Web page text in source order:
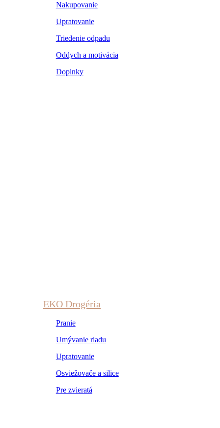
Nakupovanie
Upratovanie
Triedenie odpadu
Oddych a motivácia
Doplnky
EKO Drogéria
Pranie
Umývanie riadu
Upratovanie
Osviežovače a silice
Pre zvieratá